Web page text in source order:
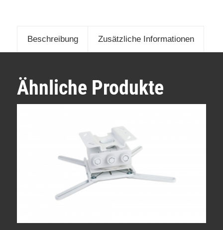
Beschreibung Zusätzliche Informationen
Ähnliche Produkte